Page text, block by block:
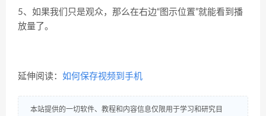
5、如果我们只是观众，那么在右边“ 图示位置”就能看到播
放量了。
延伸阅读： 如何保存视频到手机
本站提供的一切软件、教程和内容信息仅限用于学习和研究目